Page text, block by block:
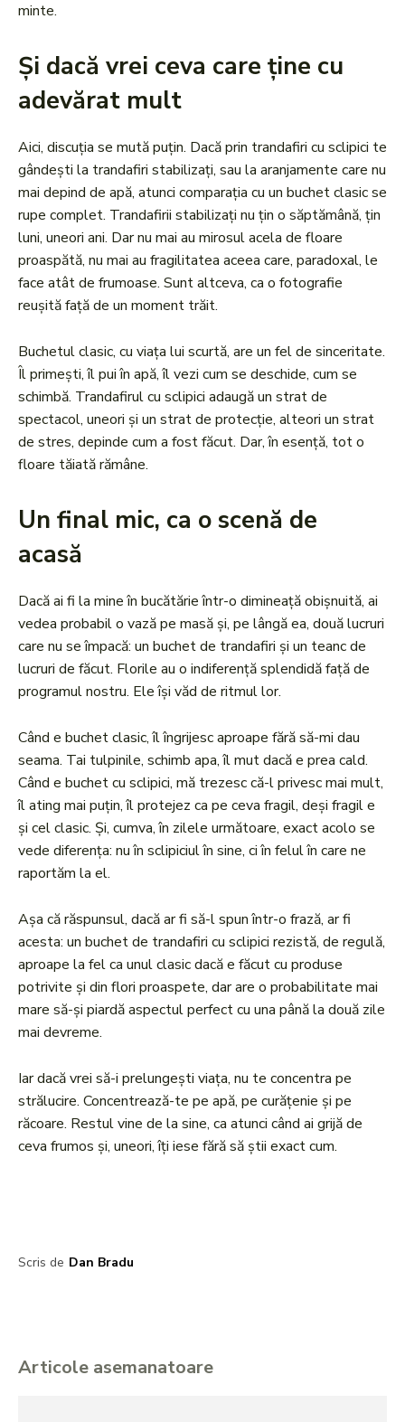
minte.
Și dacă vrei ceva care ține cu
adevărat mult
Aici, discuția se mută puțin. Dacă prin trandafiri cu sclipici te
gândești la trandafiri stabilizați, sau la aranjamente care nu
mai depind de apă, atunci comparația cu un buchet clasic se
rupe complet. Trandafirii stabilizați nu țin o săptămână, țin
luni, uneori ani. Dar nu mai au mirosul acela de floare
proaspătă, nu mai au fragilitatea aceea care, paradoxal, le
face atât de frumoase. Sunt altceva, ca o fotografie
reușită față de un moment trăit.
Buchetul clasic, cu viața lui scurtă, are un fel de sinceritate.
Îl primești, îl pui în apă, îl vezi cum se deschide, cum se
schimbă. Trandafirul cu sclipici adaugă un strat de
spectacol, uneori și un strat de protecție, alteori un strat
de stres, depinde cum a fost făcut. Dar, în esență, tot o
floare tăiată rămâne.
Un final mic, ca o scenă de
acasă
Dacă ai fi la mine în bucătărie într-o dimineață obișnuită, ai
vedea probabil o vază pe masă și, pe lângă ea, două lucruri
care nu se împacă: un buchet de trandafiri și un teanc de
lucruri de făcut. Florile au o indiferență splendidă față de
programul nostru. Ele își văd de ritmul lor.
Când e buchet clasic, îl îngrijesc aproape fără să-mi dau
seama. Tai tulpinile, schimb apa, îl mut dacă e prea cald.
Când e buchet cu sclipici, mă trezesc că-l privesc mai mult,
îl ating mai puțin, îl protejez ca pe ceva fragil, deși fragil e
și cel clasic. Și, cumva, în zilele următoare, exact acolo se
vede diferența: nu în sclipiciul în sine, ci în felul în care ne
raportăm la el.
Așa că răspunsul, dacă ar fi să-l spun într-o frază, ar fi
acesta: un buchet de trandafiri cu sclipici rezistă, de regulă,
aproape la fel ca unul clasic dacă e făcut cu produse
potrivite și din flori proaspete, dar are o probabilitate mai
mare să-și piardă aspectul perfect cu una până la două zile
mai devreme.
Iar dacă vrei să-i prelungești viața, nu te concentra pe
strălucire. Concentrează-te pe apă, pe curățenie și pe
răcoare. Restul vine de la sine, ca atunci când ai grijă de
ceva frumos și, uneori, îți iese fără să știi exact cum.
Scris de Dan Bradu
Articole asemanatoare